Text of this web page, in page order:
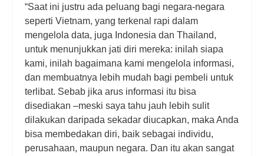
“Saat ini justru ada peluang bagi negara-negara
seperti Vietnam, yang terkenal rapi dalam
mengelola data, juga Indonesia dan Thailand,
untuk menunjukkan jati diri mereka: inilah siapa
kami, inilah bagaimana kami mengelola informasi,
dan membuatnya lebih mudah bagi pembeli untuk
terlibat. Sebab jika arus informasi itu bisa
disediakan –meski saya tahu jauh lebih sulit
dilakukan daripada sekadar diucapkan, maka Anda
bisa membedakan diri, baik sebagai individu,
perusahaan, maupun negara. Dan itu akan sangat